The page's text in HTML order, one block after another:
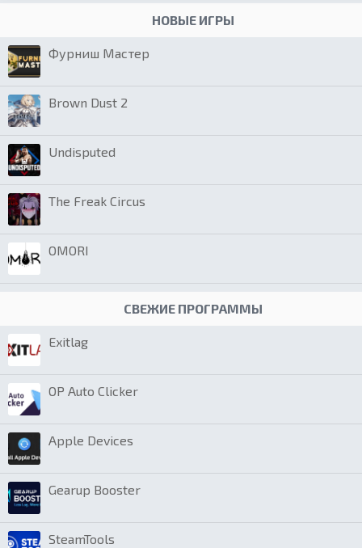
НОВЫЕ ИГРЫ
Фурниш Мастер
Brown Dust 2
Undisputed
The Freak Circus
OMORI
СВЕЖИЕ ПРОГРАММЫ
Exitlag
OP Auto Clicker
Apple Devices
Gearup Booster
SteamTools